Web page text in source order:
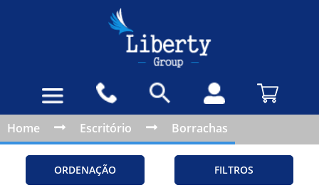
Home Escritório Borrachas
ORDENAÇÃO FILTROS